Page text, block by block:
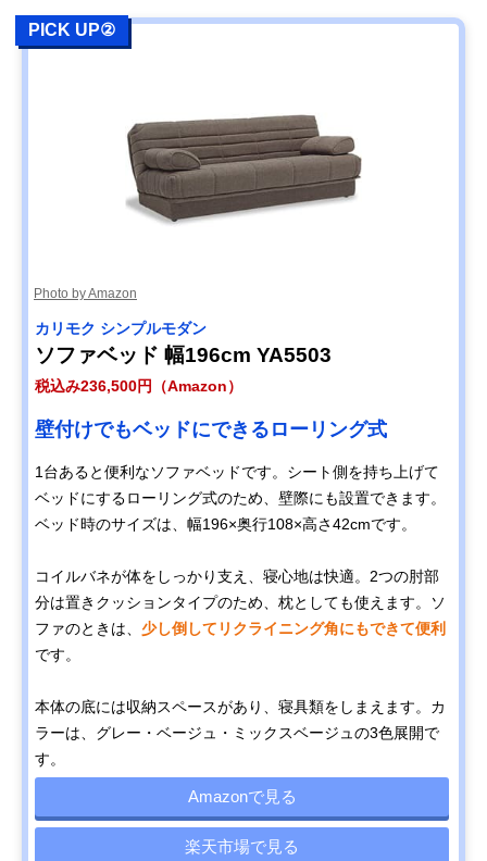
ソファ 幅204cm
高いモデル
38.5cm、49kg
PICK UP②
Photo by Amazon
カリモク シンプルモダン
ソファベッド 幅196cm YA5503
税込み236,500円（Amazon）
壁付けでもベッドにできるローリング式
1台あると便利なソファベッドです。シート側を持ち上げて
ベッドにするローリング式のため、壁際にも設置できます。
ベッド時のサイズは、幅196×奥行108×高さ42cmです。
コイルバネが体をしっかり支え、寝心地は快適。2つの肘部
分は置きクッションタイプのため、枕としても使えます。ソ
ファのときは、 少し倒してリクライニング角にもできて便利
です。
本体の底には収納スペースがあり、寝具類をしまえます。カ
ラーは、グレー・ベージュ・ミックスベージュの3色展開で
す。
Amazonで見る
楽天市場で見る